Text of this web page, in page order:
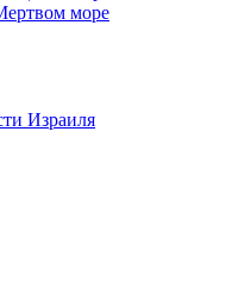
море
Израиля